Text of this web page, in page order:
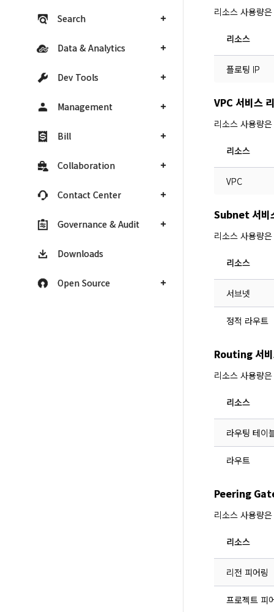
Search
Data & Analytics
Dev Tools
Management
Bill
Collaboration
Contact Center
Governance & Audit
Downloads
Open Source
리소스 사용량
리소스
플로팅 IP
VPC 서비스
리소스 사용량
리소스
VPC
Subnet 서비
리소스 사용량
리소스
서브넷
정적 라우트
Routing 서비
리소스 사용량
리소스
라우팅 테이
라우트
Peering
리소스 사용량
리소스
리전 피어링
프로젝트 피